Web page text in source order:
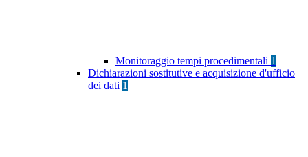
Monitoraggio tempi procedimentali 1
Dichiarazioni sostitutive e acquisizione d'ufficio
dei dati 1